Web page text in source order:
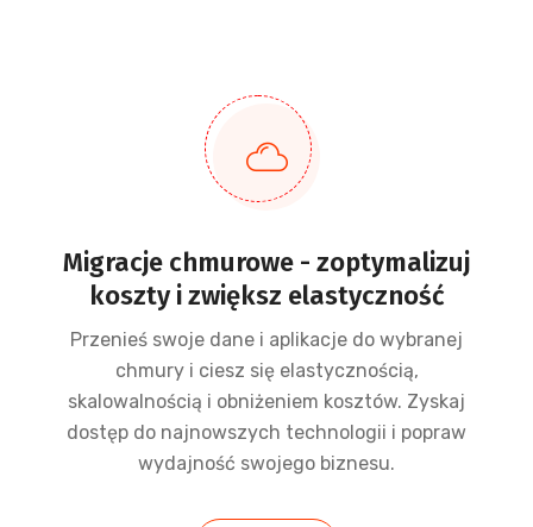
Migracje chmurowe - zoptymalizuj
koszty i zwiększ elastyczność
Przenieś swoje dane i aplikacje do wybranej
chmury i ciesz się elastycznością,
skalowalnością i obniżeniem kosztów. Zyskaj
dostęp do najnowszych technologii i popraw
wydajność swojego biznesu.